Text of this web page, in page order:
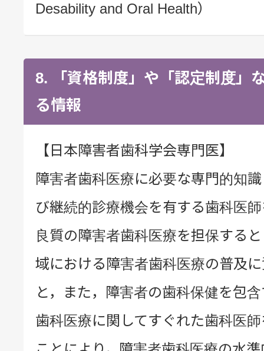
Desability and Oral Health）
8. 「資格制度」や「認定制度」
る情報
【日本障害者歯科学会専門医】
障害者歯科医療に必要な専門的知
び継続的診療機会を有する歯科医
良質の障害者歯科医療を担保する
域における障害者歯科医療の普及
と，また，障害者の歯科保健を包
歯科医療に関してすぐれた歯科医